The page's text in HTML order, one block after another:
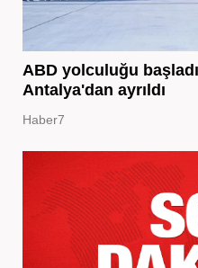
ABD yolculuğu
Antalya'dan ayrıldı
Haber7